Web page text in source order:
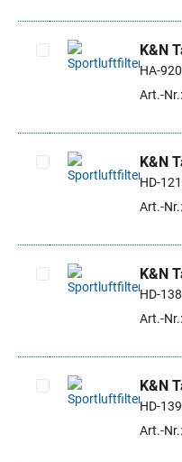
Artikel auswählen
K&N
HA-
Art.-
Artikel auswählen
K&N
HD-
Art.-
Artikel auswählen
K&N
HD-
Art.-
Artikel auswählen
K&N
HD-
Art.-